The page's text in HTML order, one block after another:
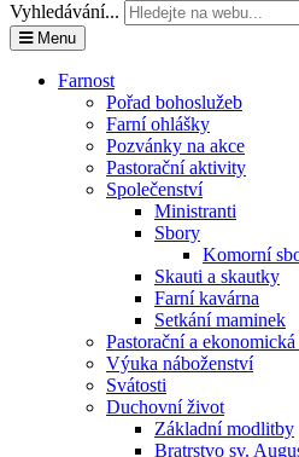
Vyhledávání...
Menu
Farnost
Pořad bohoslužeb
Farní ohlášky
Pozvánky na akce
Pastorační aktivity
Společenství
Ministranti
Sbory
Komorní
Skauti a skautky
Farní kavárna
Setkání maminek
Pastorační a ekonomická
Výuka náboženství
Svátosti
Duchovní život
Základní modlitby
Bratrstvo sv.